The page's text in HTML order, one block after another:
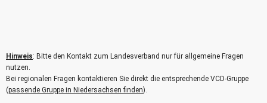
Hinweis: Bitte den Kontakt zum Landesverband nur für allgemeine Fragen
nutzen.
Bei regionalen Fragen kontaktieren Sie direkt die entsprechende VCD-Gruppe
(passende Gruppe in Niedersachsen finden).